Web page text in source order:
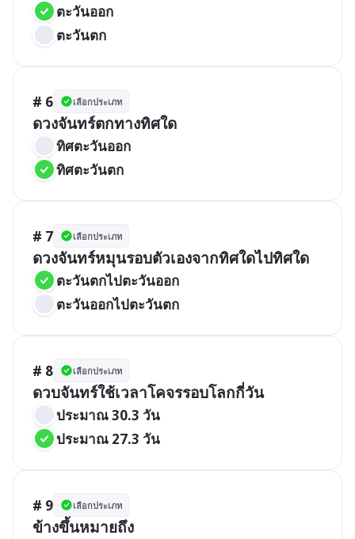
ตะวันออก
ตะวันตก
# 6 เลือกประเภท
ดวงจันทร์ตกทางทิศใด
ทิศตะวันออก
ทิศตะวันตก
# 7 เลือกประเภท
ดวงจันทร์หมุนรอบตัวเองจากทิศใดไปทิศใด
ตะวันตกไปตะวันออก
ตะวันออกไปตะวันตก
# 8 เลือกประเภท
ดวบจันทร์ใช้เวลาโคจรรอบโลกกี่วัน
ประมาณ 30.3 วัน
ประมาณ 27.3 วัน
# 9 เลือกประเภท
ข้างขึ้นหมายถึง